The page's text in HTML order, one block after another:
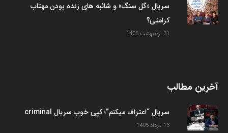
سریال «گل سنگ» و شائبه های زنده بودن مهتاب
کرامتی؟
31 اردیبهشت 1405
آخرین مطالب
سریال “اعتراف میکنم”؛ کپی خوب سریال criminal
13 مرداد 1405